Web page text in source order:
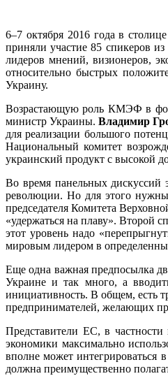
6–7 октября 2016 года в
приняли участие 85 спикеров
лидеров мнений, визионеров,
относительно быстрых
Украину.
Возрастающую роль КМЭФ в
министр Украины.Владимир
для реализации большого
Национальный комитет
украинский продукт с высокой
Во время панельных дискуссий
революции. Но для этого нужны
председателя Комитета
«удержаться на плаву». Второй
этот уровень надо
мировым лидером в
Еще одна важная предпосылка
Украине и так много, а
инициативность. В общем, есть
предпринимателей, желающих
Представители ЕС, в
экономики максимально
вполне может интегрироваться
должна преимущественно